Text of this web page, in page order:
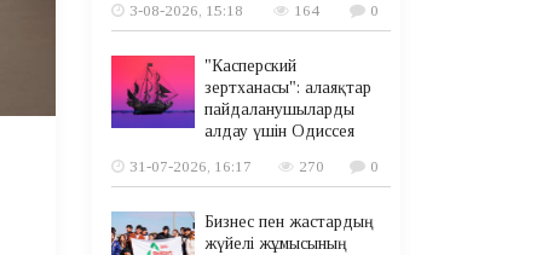
3-08-2026, 15:18
164 0
"Касперский
зертханасы": алаяқтар
пайдаланушыларды
алдау үшін Одиссея
31-07-2026, 16:17
270 0
Бизнес пен жастардың
жүйелі жұмысының